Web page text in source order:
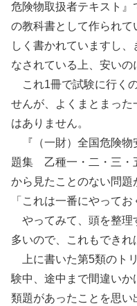
危険物取扱者テキスト』
の教科書として作られて
しく書かれていますし
なされている上、安いの
これ1冊で試験に行く
せんが、よくまとまっ
はありません。
『（一財）全国危険物
題集 乙種一・二・三・
から見たことのない問題
「これは一番にやって
やってみて、頭を整理
多いので、これもできれ
上に書いた第5類のト
験中、途中まで間違い
類題があったことを思